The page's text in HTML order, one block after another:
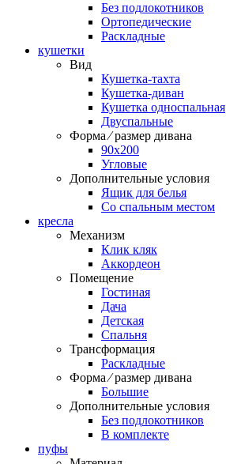
Без подлокотников
Ортопедические
Раскладные
кушетки
Вид
Кушетка-тахта
Кушетка-диван
Кушетка односпальная
Двуспальные
Форма ⁄ размер дивана
90х200
Угловые
Дополнительные условия
Ящик для белья
Со спальным местом
кресла
Механизм
Клик кляк
Аккордеон
Помещение
Гостиная
Дача
Детская
Спальня
Трансформация
Раскладные
Форма ⁄ размер дивана
Большие
Дополнительные условия
Без подлокотников
В комплекте
пуфы